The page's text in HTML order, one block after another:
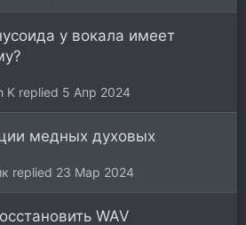
у вокала имеет
5 Апр 2024
K
медных духовых
23 Мар 2024
WAV